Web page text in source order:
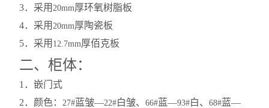
3．采用 20mm厚环氧树脂板
4．采用 20mm厚陶瓷板
5．采用 12.7mm厚佰克板
二、柜体：
1 ．嵌门式
2．颜色： 27#蓝皱—22#白皱、66#蓝—93#白、68#蓝—